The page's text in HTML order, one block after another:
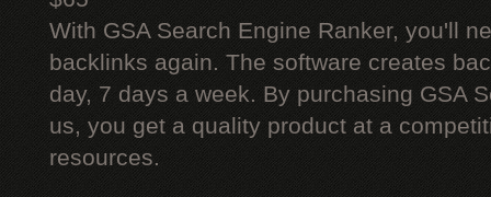
With GSA Search Engine Ranker, you'll
backlinks again. The software creates
day, 7 days a week. By purchasing GSA
us, you get a quality product at a
resources.